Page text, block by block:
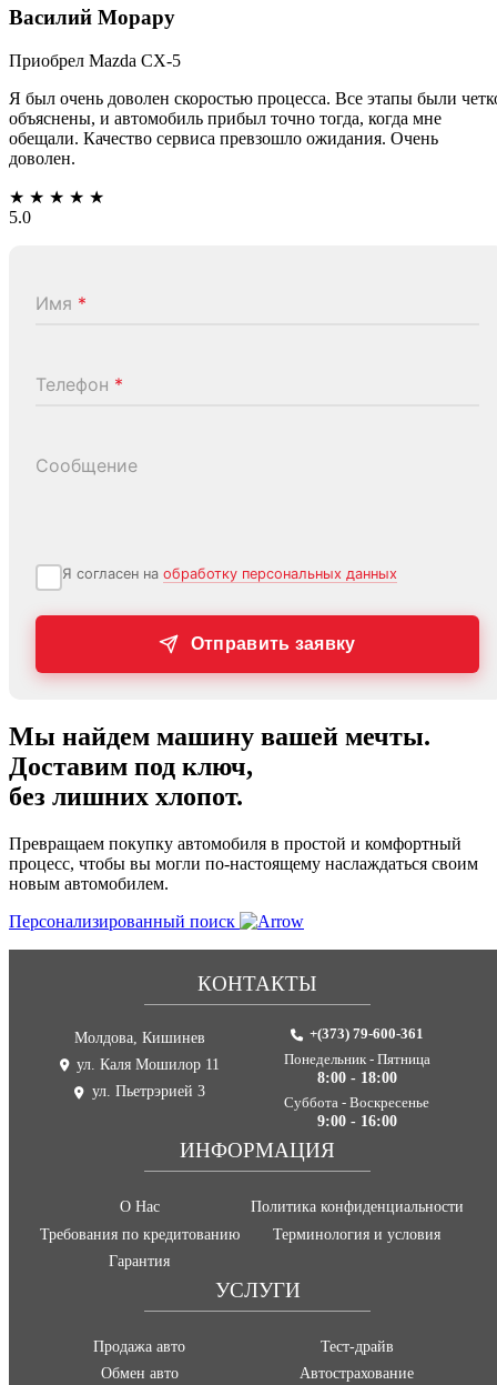
Василий Морару
Приобрел Mazda CX-5
Я был очень доволен скоростью процесса. Все этапы были
объяснены, и автомобиль прибыл точно тогда, когда мне
обещали. Качество сервиса превзошло ожидания. Очень
доволен.
★ ★ ★ ★ ★
5.0
Имя *
Телефон *
Сообщение
Я согласен на обработку персональных данных
Отправить заявку
Мы найдем машину вашей мечты.
Доставим под ключ,
без лишних хлопот.
Превращаем покупку автомобиля в простой и комфортный
процесс, чтобы вы могли по-настоящему наслаждаться своим
новым автомобилем.
Персонализированный поиск
УСЛУГИ
Продажа авто
Обмен авто
Тест-драйв
Автострахование
ИНФОРМАЦИЯ
О Нас
Требования по кредитованию
Гарантия
Политика конфиденциальности
Терминология и условия
КОНТАКТЫ
Молдова, Кишинев
ул. Каля Мошилор 11
ул. Пьетрэрией 3
+(373) 79-600-361
Понедельник - Пятница
8:00 - 18:00
Суббота - Воскресенье
9:00 - 16:00